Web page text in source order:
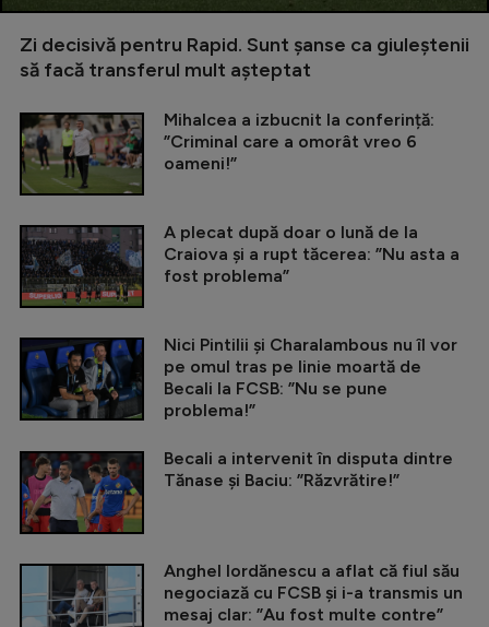
Zi decisivă pentru Rapid. Sunt șanse ca giuleștenii
să facă transferul mult așteptat
Mihalcea a izbucnit la conferință:
”Criminal care a omorât vreo 6
oameni!”
A plecat după doar o lună de la
Craiova și a rupt tăcerea: ”Nu asta a
fost problema”
Nici Pintilii și Charalambous nu îl vor
pe omul tras pe linie moartă de
Becali la FCSB: ”Nu se pune
problema!”
Becali a intervenit în disputa dintre
Tănase și Baciu: ”Răzvrătire!”
Anghel Iordănescu a aflat că fiul său
negociază cu FCSB și i-a transmis un
mesaj clar: ”Au fost multe contre”